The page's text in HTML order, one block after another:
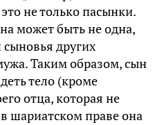
не только пасынки.
может быть не одна,
сыновья других
Таким образом, сын
тело (кроме
отца, которая не
шариатском праве она